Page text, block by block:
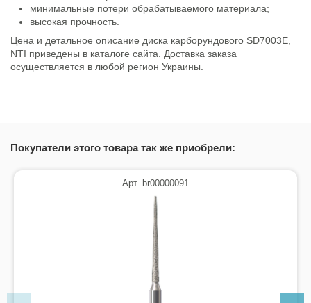
минимальные потери обрабатываемого материала;
высокая прочность.
Цена и детальное описание диска карборундового SD7003E,
NTI приведены в каталоге сайта. Доставка заказа
осуществляется в любой регион Украины.
Покупатели этого товара так же приобрели:
Арт. br00000091